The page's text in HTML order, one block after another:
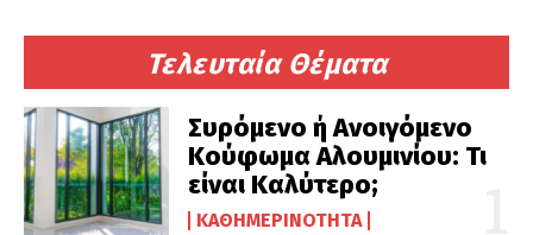
Τελευταία Θέματα
Συρόμενο ή Ανοιγόμενο
Κούφωμα Αλουμινίου: Τι
είναι Καλύτερο;
ΚΑΘΗΜΕΡΙΝΌΤΗΤΑ